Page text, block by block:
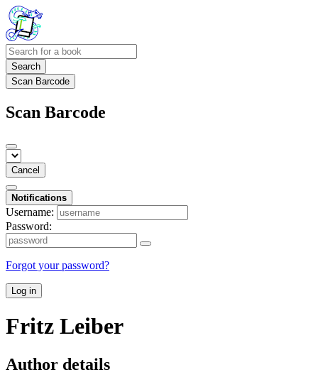
Search
Scan Barcode
Scan Barcode
Cancel
Notifications
Username:
Password:
Forgot your password?
Log in
Fritz Leiber
Author details